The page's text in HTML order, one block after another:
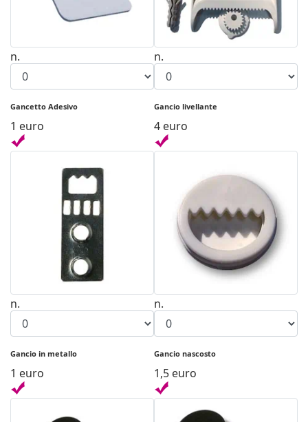
n.
Gancetto Adesivo
1 euro
n.
Gancio livellante
4 euro
n.
Gancio in metallo
1 euro
n.
Gancio nascosto
1,5 euro